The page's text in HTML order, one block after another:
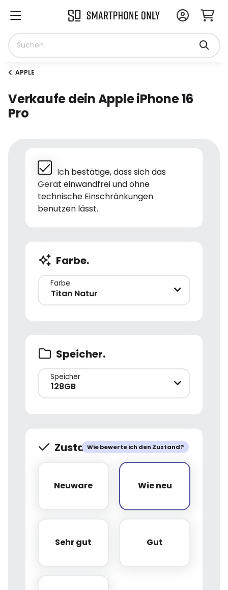
APPLE
Verkaufe dein Apple iPhone 16
Pro
Ich bestätige, dass sich das
Gerät einwandfrei und ohne
technische Einschränkungen
benutzen lässt.
Farbe.
Farbe
Titan Natur
Speicher.
Speicher
128GB
Wie bewerte ich den Zustand?
Zustand.
Neuware
Neuware Wie neu
Wie neu
Sehr gut
Sehr gut Gut
Gut